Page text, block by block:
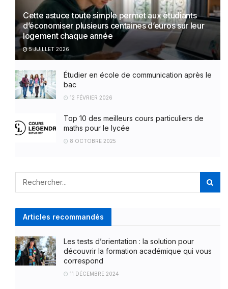
Cette astuce toute simple permet aux étudiants
d’économiser plusieurs centaines d’euros sur leur
logement chaque année
5 JUILLET 2026
Étudier en école de communication après le
bac
12 FÉVRIER 2026
Top 10 des meilleurs cours particuliers de
maths pour le lycée
8 OCTOBRE 2025
Articles recommandés
Les tests d’orientation : la solution pour
découvrir la formation académique qui vous
correspond
11 DÉCEMBRE 2024